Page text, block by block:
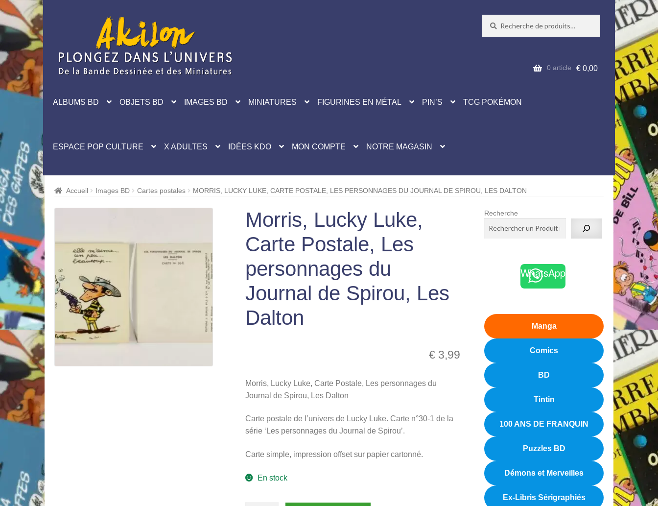
navigation
pour :
ALBUMS BD OBJETS BD IMAGES BD MINIATURES FIGURINES EN MÉTAL PIN’S TCG POKÉMON
ESPACE POP CULTURE X ADULTES IDÉES KDO MON COMPTE NOTRE MAGASIN
€0,00
0 article
Accueil Images BD Cartes postales MORRIS, LUCKY LUKE, CARTE POSTALE, LES PERSONNAGES DU JOURNAL DE SPIROU, LES DALTON
Morris, Lucky Luke,
Carte Postale, Les
personnages du
Journal de Spirou, Les
Dalton
€ 3,99
Morris, Lucky Luke, Carte Postale, Les personnages du
Journal de Spirou, Les Dalton
Carte postale de l’univers de Lucky Luke. Carte n°30-1 de la
série ‘Les personnages du Journal de Spirou’.
Carte simple, impression offset sur papier cartonné.
En stock
Recherche
WhatsApp
Manga
Comics
BD
Tintin
100 ANS DE FRANQUIN
Puzzles BD
Démons et Merveilles
Ex-Libris Sérigraphiés